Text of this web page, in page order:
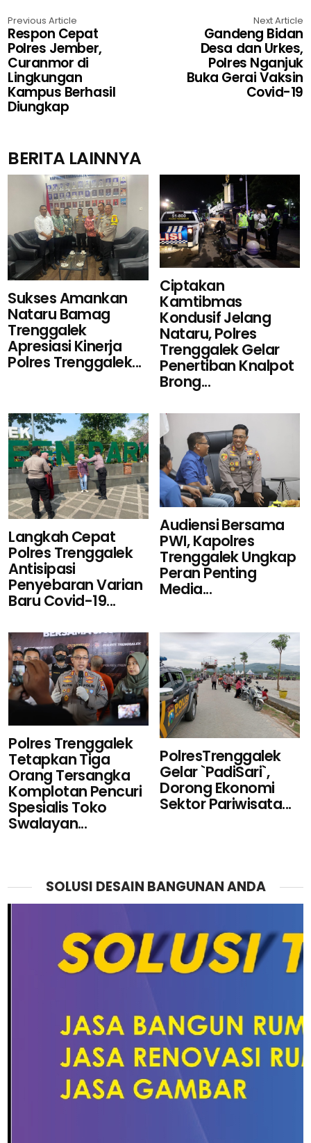
Previous Article
Respon Cepat
Polres Jember,
Curanmor di
Lingkungan
Kampus Berhasil
Diungkap
Next Article
Gandeng Bidan
Desa dan Urkes,
Polres Nganjuk
Buka Gerai Vaksin
Covid-19
BERITA LAINNYA
Sukses Amankan
Nataru Bamag
Trenggalek
Apresiasi Kinerja
Polres Trenggalek...
Ciptakan
Kamtibmas
Kondusif Jelang
Nataru, Polres
Trenggalek Gelar
Penertiban Knalpot
Brong...
Langkah Cepat
Polres Trenggalek
Antisipasi
Penyebaran Varian
Baru Covid-19...
Audiensi Bersama
PWI, Kapolres
Trenggalek Ungkap
Peran Penting
Media...
Polres Trenggalek
Tetapkan Tiga
Orang Tersangka
Komplotan Pencuri
Spesialis Toko
Swalayan...
PolresTrenggalek
Gelar `PadiSari`,
Dorong Ekonomi
Sektor Pariwisata...
SOLUSI DESAIN BANGUNAN ANDA